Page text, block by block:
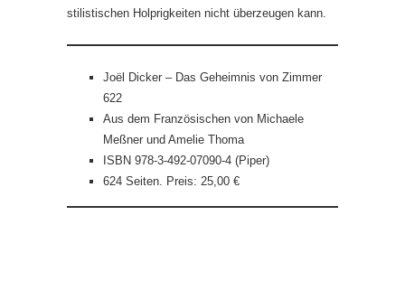
stilistischen Holprigkeiten nicht überzeugen kann.
Joël Dicker – Das Geheimnis von Zimmer
622
Aus dem Französischen von Michaele
Meßner und Amelie Thoma
ISBN 978-3-492-07090-4 (Piper)
624 Seiten. Preis: 25,00 €